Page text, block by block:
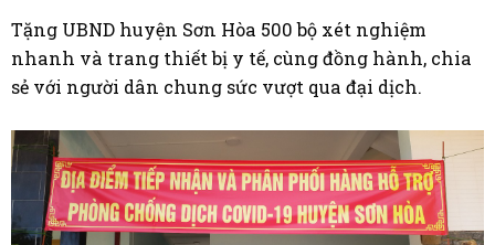
Tặng UBND huyện Sơn Hòa 500 bộ xét nghiệm
nhanh và trang thiết bị y tế, cùng đồng hành, chia
sẻ với người dân chung sức vượt qua đại dịch.